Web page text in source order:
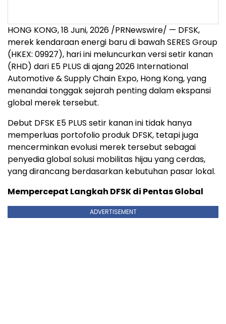
HONG KONG,18 Juni, 2026 /PRNewswire/ — DFSK,
merek kendaraan energi baru di bawah SERES Group
(HKEX: 09927), hari ini meluncurkan versi setir kanan
(RHD) dari E5 PLUS di ajang 2026 International
Automotive & Supply Chain Expo, Hong Kong, yang
menandai tonggak sejarah penting dalam ekspansi
global merek tersebut.
Debut DFSK E5 PLUS setir kanan ini tidak hanya
memperluas portofolio produk DFSK, tetapi juga
mencerminkan evolusi merek tersebut sebagai
penyedia global solusi mobilitas hijau yang cerdas,
yang dirancang berdasarkan kebutuhan pasar lokal.
Mempercepat Langkah DFSK di Pentas Global
ADVERTISEMENT